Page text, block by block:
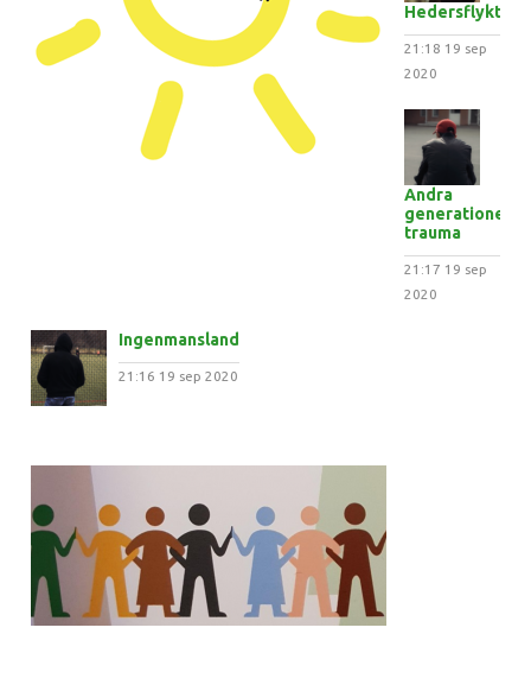
Hedersflykten
21:18 19 sep
2020
Andra
generationens
trauma
21:17 19 sep
2020
Ingenmansland
21:16 19 sep 2020